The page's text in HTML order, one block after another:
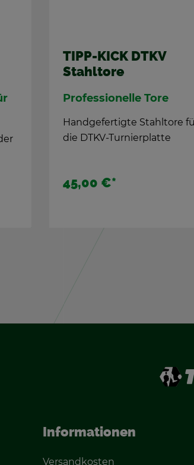
Pro-Ki­cker Bra­si­li­en
Dress der bra­si­lia­ni­schen
29,90 €
In­for­ma­tio­nen
Ver­sand­kos­ten